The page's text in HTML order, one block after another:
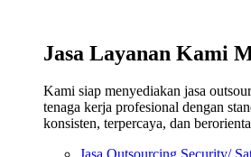
Jasa Layanan Kami
Kami siap menyediakan jasa
tenaga kerja profesional dengan
konsisten, terpercaya, dan